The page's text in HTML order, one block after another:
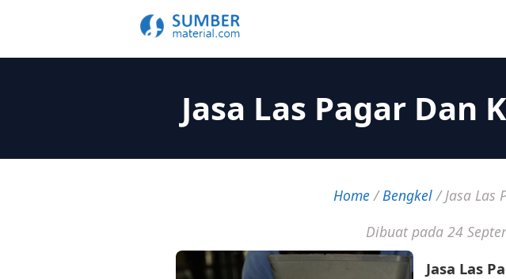
Jasa Las Pagar Dan
Home/Bengkel/Jasa Las
Dibuat pada 24
Jasa Las